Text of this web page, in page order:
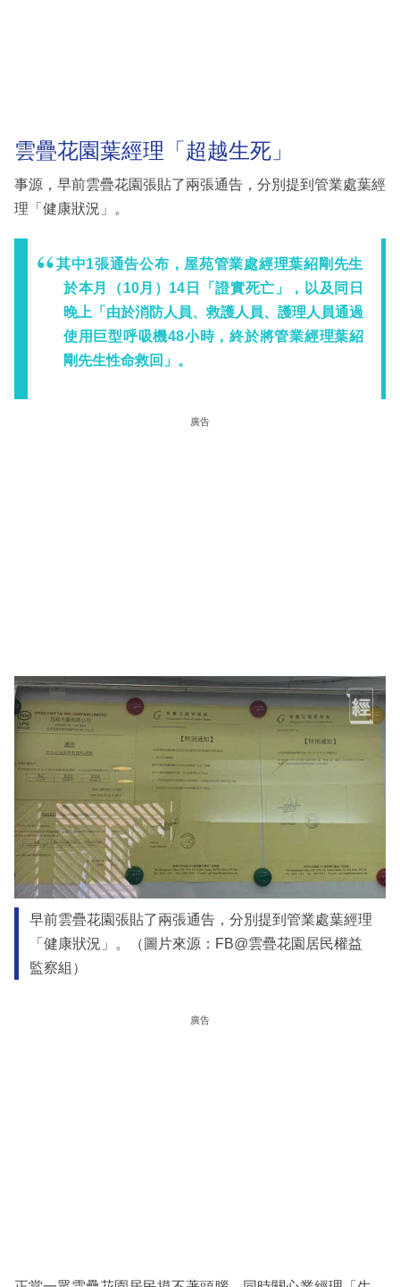
雲疊花園葉經理「超越生死」
事源，早前雲疊花園張貼了兩張通告，分別提到管業處葉經
理「健康狀況」。
其中1張通告公布，屋苑管業處經理葉紹剛先生
於本月（10月）14日「證實死亡」，以及同日
晚上「由於消防人員、救護人員、護理人員通過
使用巨型呼吸機48小時，終於將管業經理葉紹
剛先生性命救回」。
廣告
早前雲疊花園張貼了兩張通告，分別提到管業處葉經理
「健康狀況」。（圖片來源：FB@雲疊花園居民權益
監察組）
廣告